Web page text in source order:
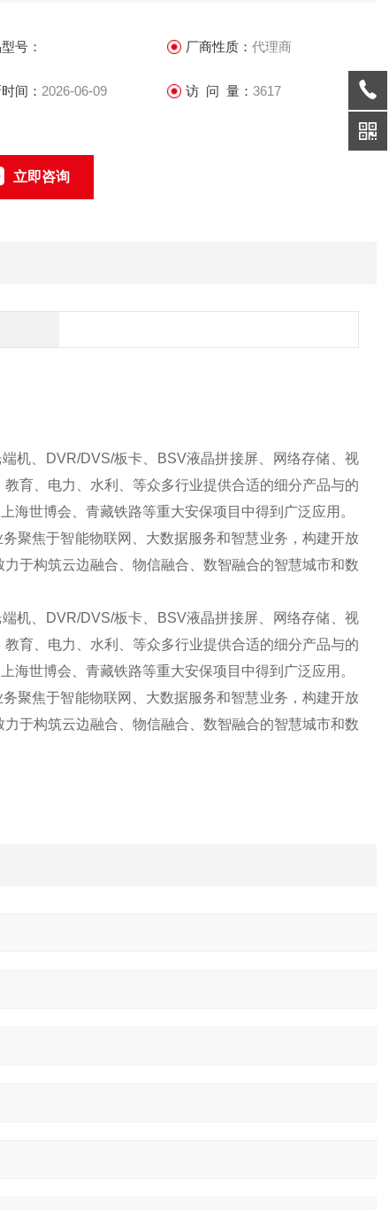
动白平衡功能,色彩还原度高,图像逼真
SMART IR 功能
矩阵
号： 厂商性质： 代理商
间： 2026-06-09 访 问 量： 3617
立即咨询
机、DVR/DVS/板卡、BSV液晶拼接屏、网络存储、视
育、电力、水利、等众多行业提供合适的细分产品与的
世博会、青藏铁路等重大安保项目中得到广泛应用。
聚焦于智能物联网、大数据服务和智慧业务，构建开放
于构筑云边融合、物信融合、数智融合的智慧城市和数
机、DVR/DVS/板卡、BSV液晶拼接屏、网络存储、视
育、电力、水利、等众多行业提供合适的细分产品与的
世博会、青藏铁路等重大安保项目中得到广泛应用。
聚焦于智能物联网、大数据服务和智慧业务，构建开放
于构筑云边融合、物信融合、数智融合的智慧城市和数